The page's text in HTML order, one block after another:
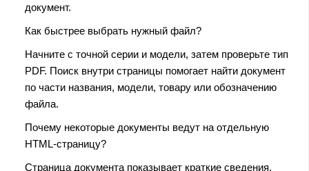
документ.
Как быстрее выбрать нужный файл?
Начните с точной серии и модели, затем проверьте тип
PDF. Поиск внутри страницы помогает найти документ
по части названия, модели, товару или обозначению
файла.
Почему некоторые документы ведут на отдельную
HTML-страницу?
Страница документа показывает краткие сведения,